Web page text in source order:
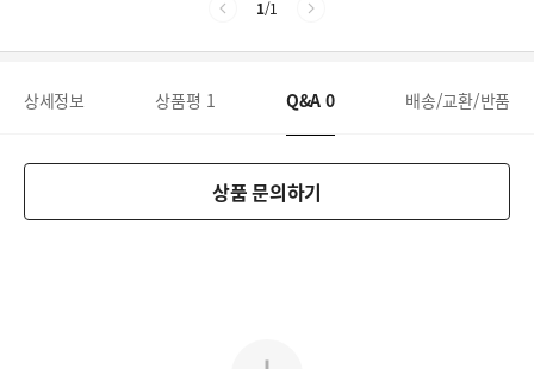
1/1
상세정보 상품평 1 Q&A 0 배송/교환/반품
상품 문의하기